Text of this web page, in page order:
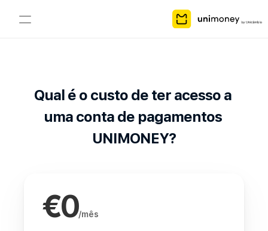
Qual é o custo de ter acesso a
uma conta de pagamentos
UNIMONEY?
€0/mês